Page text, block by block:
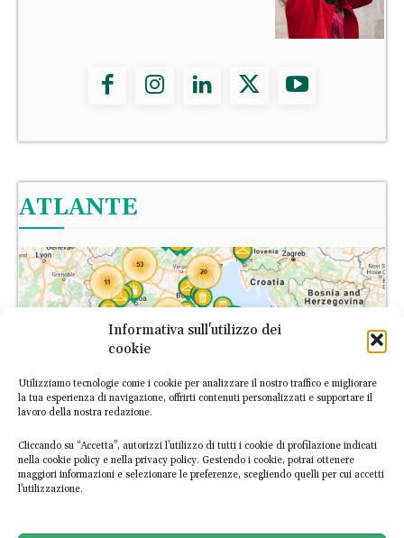
Informativa sull'utilizzo dei
cookie
Utilizziamo tecnologie come i cookie per analizzare il nostro traffico e migliorare
la tua esperienza di navigazione, offrirti contenuti personalizzati e supportare il
lavoro della nostra redazione.
Cliccando su “Accetta”, autorizzi l’utilizzo di tutti i cookie di profilazione indicati
nella cookie policy e nella privacy policy. Gestendo i cookie, potrai ottenere
maggiori informazioni e selezionare le preferenze, scegliendo quelli per cui accetti
l’utilizzazione.
ATLANTE